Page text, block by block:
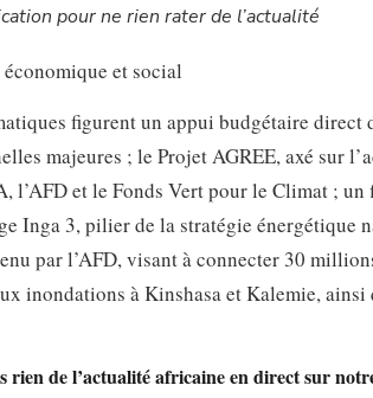
pour ne rien rater de l’actualité
et social
figurent un appui budgétaire
majeures ; le Projet AGREE, axé sur
l’AFD et le Fonds Vert pour le Climat ;
Inga 3, pilier de la stratégie énergétique
par l’AFD, visant à connecter 30
inondations à Kinshasa et Kalemie,
rien de l’actualité africaine en direct sur